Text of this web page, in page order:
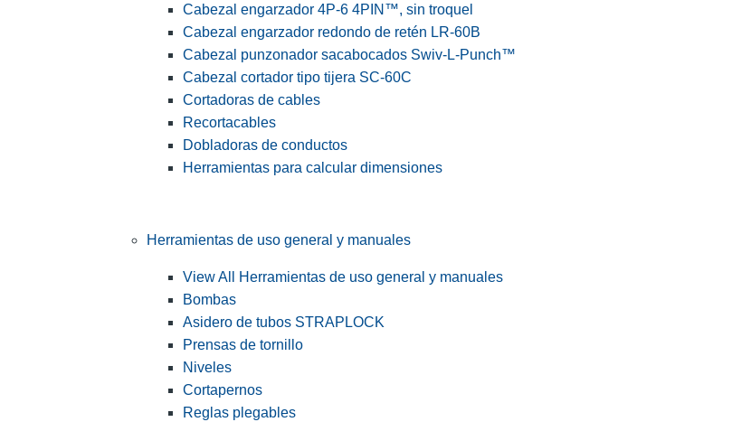
Cabezal engarzador 4P-6 4PIN™, sin troquel
Cabezal engarzador redondo de retén LR-60B
Cabezal punzonador sacabocados Swiv-L-Punch™
Cabezal cortador tipo tijera SC-60C
Cortadoras de cables
Recortacables
Dobladoras de conductos
Herramientas para calcular dimensiones
Herramientas de uso general y manuales
View All Herramientas de uso general y manuales
Bombas
Asidero de tubos STRAPLOCK
Prensas de tornillo
Niveles
Cortapernos
Reglas plegables